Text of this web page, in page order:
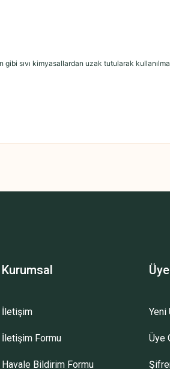
sıvı kimyasallardan uzak tutularak
ilk yorumu siz yapın!
Gönder
Kurumsal
İletişim
İletişim Formu
Havale Bildirim Formu
Yeni
Üye